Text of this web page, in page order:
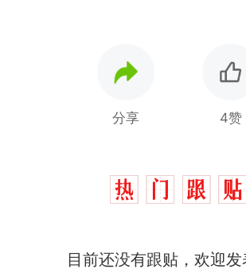
分享 4赞
目前还没有跟贴，欢迎发
因老师一句“跟我回